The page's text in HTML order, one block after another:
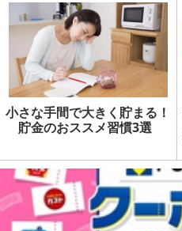
小さな手間で大きく貯まる！
貯金のおススメ習慣3選